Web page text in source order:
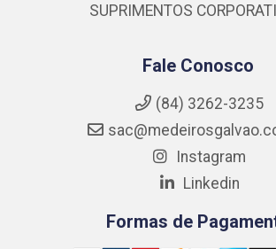
SUPRIMENTOS
Fale Conosco
(84) 3262-3235
Instagram
Linkedin
Formas de